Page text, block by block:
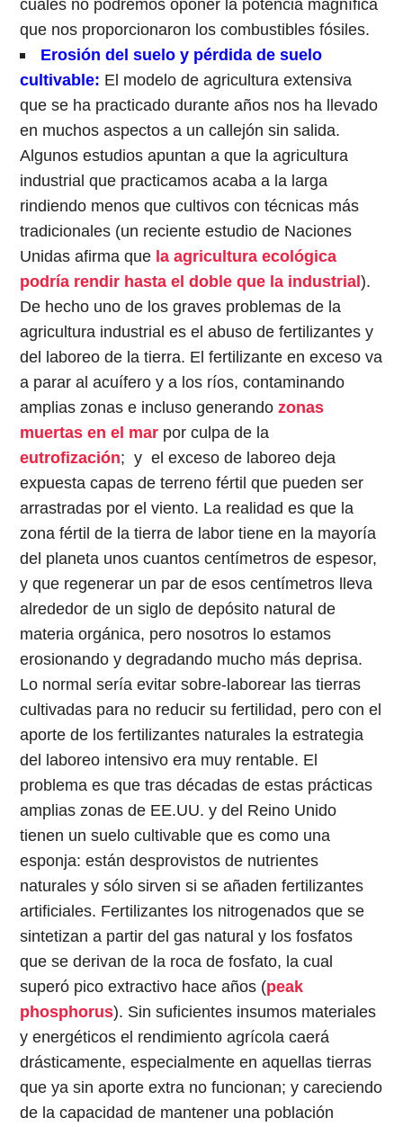
cuales no podremos oponer la potencia magnífica
que nos proporcionaron los combustibles fósiles.
Erosión del suelo y pérdida de suelo
cultivable: El modelo de agricultura extensiva
que se ha practicado durante años nos ha llevado
en muchos aspectos a un callejón sin salida.
Algunos estudios apuntan a que la agricultura
industrial que practicamos acaba a la larga
rindiendo menos que cultivos con técnicas más
tradicionales (un reciente estudio de Naciones
Unidas afirma que la agricultura ecológica
podría rendir hasta el doble que la industrial).
De hecho uno de los graves problemas de la
agricultura industrial es el abuso de fertilizantes y
del laboreo de la tierra. El fertilizante en exceso va
a parar al acuífero y a los ríos, contaminando
amplias zonas e incluso generandozonas
muertas en el mar por culpa de la
eutrofización; y el exceso de laboreo deja
expuesta capas de terreno fértil que pueden ser
arrastradas por el viento. La realidad es que la
zona fértil de la tierra de labor tiene en la mayoría
del planeta unos cuantos centímetros de espesor,
y que regenerar un par de esos centímetros lleva
alrededor de un siglo de depósito natural de
materia orgánica, pero nosotros lo estamos
erosionando y degradando mucho más deprisa.
Lo normal sería evitar sobre-laborear las tierras
cultivadas para no reducir su fertilidad, pero con el
aporte de los fertilizantes naturales la estrategia
del laboreo intensivo era muy rentable. El
problema es que tras décadas de estas prácticas
amplias zonas de EE.UU. y del Reino Unido
tienen un suelo cultivable que es como una
esponja: están desprovistos de nutrientes
naturales y sólo sirven si se añaden fertilizantes
artificiales. Fertilizantes los nitrogenados que se
sintetizan a partir del gas natural y los fosfatos
que se derivan de la roca de fosfato, la cual
superó pico extractivo hace años (peak
phosphorus). Sin suficientes insumos materiales
y energéticos el rendimiento agrícola caerá
drásticamente, especialmente en aquellas tierras
que ya sin aporte extra no funcionan; y careciendo
de la capacidad de mantener una población